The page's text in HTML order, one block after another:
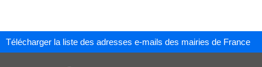
Télécharger la liste des adresses e-mails des mairies de France